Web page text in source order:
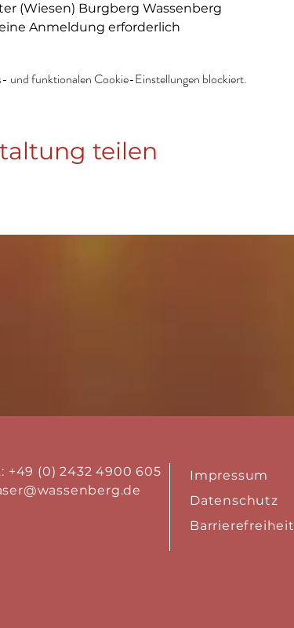
(Wiesen) Burgberg Wassenberg
Anmeldung erforderlich
und funktionalen Cookie-Einstellungen blockiert.
teilen
+49 (0) 2432 4900 605
Impressum
Datenschutz
Barrierefreiheit